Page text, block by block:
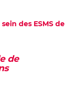
des ESMS de
de